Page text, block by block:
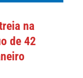
na
de 42